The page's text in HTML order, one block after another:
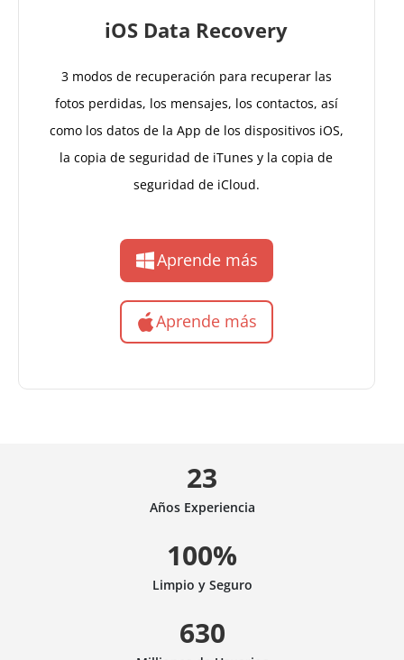
iOS Data Recovery
3 modos de recuperación para recuperar las
fotos perdidas, los mensajes, los contactos, así
como los datos de la App de los dispositivos iOS,
la copia de seguridad de iTunes y la copia de
seguridad de iCloud.
Aprende más
Aprende más
23
Años Experiencia
100%
Limpio y Seguro
630